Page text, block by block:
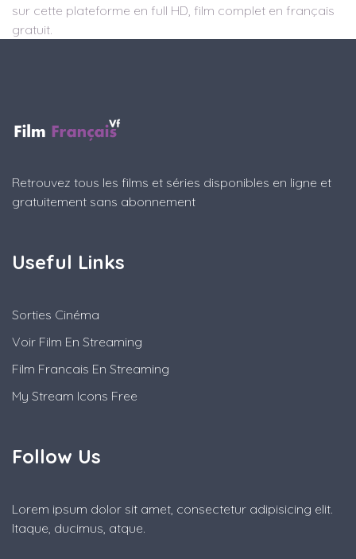
sur cette plateforme en full HD, film complet en français
gratuit.
Retrouvez tous les films et séries disponibles en ligne et
gratuitement sans abonnement
Useful Links
Sorties Cinéma
Voir Film En Streaming
Film Francais En Streaming
My Stream Icons Free
Follow Us
Lorem ipsum dolor sit amet, consectetur adipisicing elit.
Itaque, ducimus, atque.